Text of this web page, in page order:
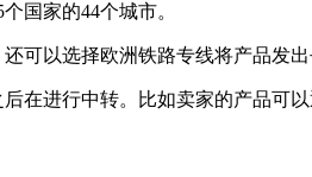
国家的44个城市。
可以选择欧洲铁路专线将产品发出
进行中转。比如卖家的产品可